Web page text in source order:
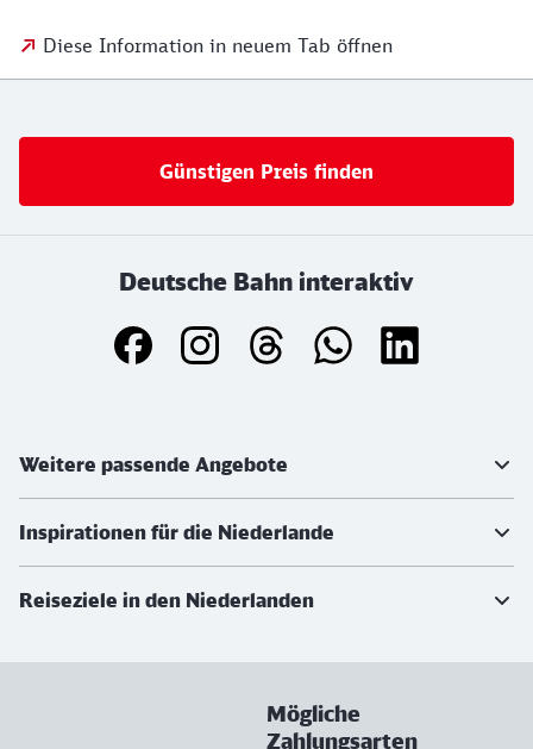
Diese Information in neuem Tab öffnen
Günstigen Preis finden
Deutsche Bahn interaktiv
Weitere passende Angebote
Inspirationen für die Niederlande
Reiseziele in den Niederlanden
Mögliche
Zahlungsarten